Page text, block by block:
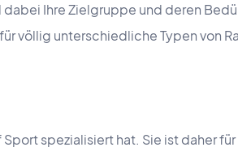
Ihre Zielgruppe und deren
völlig unterschiedliche Typen von
spezialisiert hat. Sie ist daher für